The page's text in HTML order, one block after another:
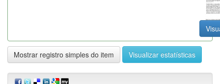
Mostrar registro simples do item Visualizar estatísticas